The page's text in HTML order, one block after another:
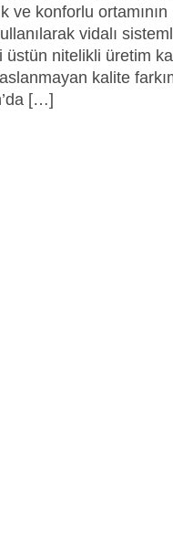
ve konforlu ortamının
vidalı
üstün nitelikli üretim
kalite
[…]